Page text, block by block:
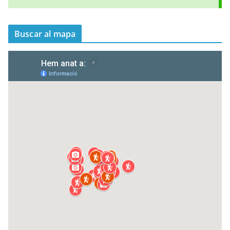
Buscar al mapa